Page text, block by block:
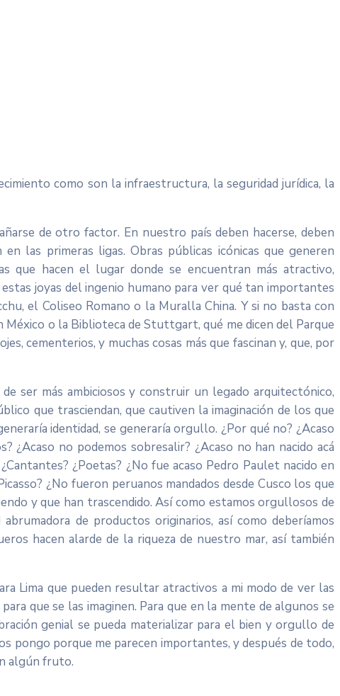
como son la infraestructura, la seguridad jurídica, la
de otro factor. En nuestro país deben hacerse, deben
las primeras ligas. Obras públicas icónicas que generen
que hacen el lugar donde se encuentran más atractivo,
joyas del ingenio humano para ver qué tan importantes
el Coliseo Romano o la Muralla China. Y si no basta con
o la Biblioteca de Stuttgart, qué me dicen del Parque
cementerios, y muchas cosas más que fascinan y, que, por
ser más ambiciosos y construir un legado arquitectónico,
que trasciendan, que cautiven la imaginación de los que
identidad, se generaría orgullo. ¿Por qué no? ¿Acaso
¿Acaso no podemos sobresalir? ¿Acaso no han nacido acá
¿Poetas? ¿No fue acaso Pedro Paulet nacido en
¿No fueron peruanos mandados desde Cusco los que
y que han trascendido. Así como estamos orgullosos de
de productos originarios, así como deberíamos
hacen alarde de la riqueza de nuestro mar, así también
Lima que pueden resultar atractivos a mi modo de ver las
que se las imaginen. Para que en la mente de algunos se
genial se pueda materializar para el bien y orgullo de
pongo porque me parecen importantes, y después de todo,
algún fruto.